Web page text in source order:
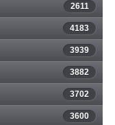
2611
4183
3939
3882
3702
3600